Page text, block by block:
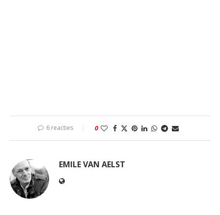
6 reacties 0
EMILE VAN AELST